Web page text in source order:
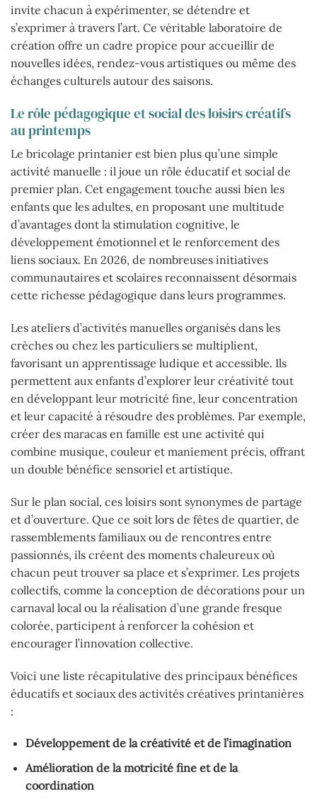
invite chacun à expérimenter, se détendre et
s’exprimer à travers l’art. Ce véritable laboratoire de
création offre un cadre propice pour accueillir de
nouvelles idées, rendez-vous artistiques ou même des
échanges culturels autour des saisons.
Le rôle pédagogique et social des loisirs créatifs
au printemps
Le bricolage printanier est bien plus qu’une simple
activité manuelle : il joue un rôle éducatif et social de
premier plan. Cet engagement touche aussi bien les
enfants que les adultes, en proposant une multitude
d’avantages dont la stimulation cognitive, le
développement émotionnel et le renforcement des
liens sociaux. En 2026, de nombreuses initiatives
communautaires et scolaires reconnaissent désormais
cette richesse pédagogique dans leurs programmes.
Les ateliers d’activités manuelles organisés dans les
crèches ou chez les particuliers se multiplient,
favorisant un apprentissage ludique et accessible. Ils
permettent aux enfants d’explorer leur créativité tout
en développant leur motricité fine, leur concentration
et leur capacité à résoudre des problèmes. Par exemple,
créer des maracas en famille est une activité qui
combine musique, couleur et maniement précis, offrant
un double bénéfice sensoriel et artistique.
Sur le plan social, ces loisirs sont synonymes de partage
et d’ouverture. Que ce soit lors de fêtes de quartier, de
rassemblements familiaux ou de rencontres entre
passionnés, ils créent des moments chaleureux où
chacun peut trouver sa place et s’exprimer. Les projets
collectifs, comme la conception de décorations pour un
carnaval local ou la réalisation d’une grande fresque
colorée, participent à renforcer la cohésion et
encourager l’innovation collective.
Voici une liste récapitulative des principaux bénéfices
éducatifs et sociaux des activités créatives printanières
:
Développement de la créativité et de l’imagination
Amélioration de la motricité fine et de la
coordination